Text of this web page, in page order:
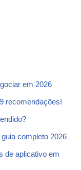
em 2026
recomendações!
completo 2026
de aplicativo em